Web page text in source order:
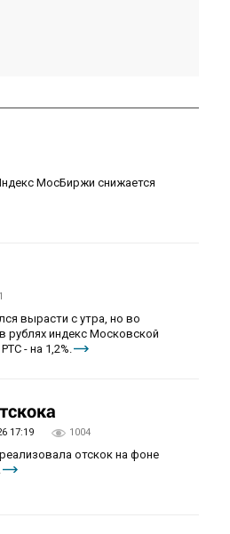
МосБиржи снижается
вырасти с утра, но во
рублях индекс Московской
- на 1,2%.
17:19 1004
отскок на фоне